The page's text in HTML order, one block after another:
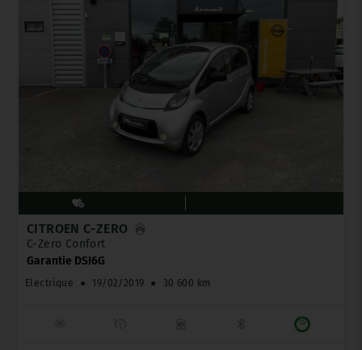
CITROËN C-ZERO
C-Zero Confort
Garantie DSI6G
Electrique ● 19/02/2019 ● 30 600 km